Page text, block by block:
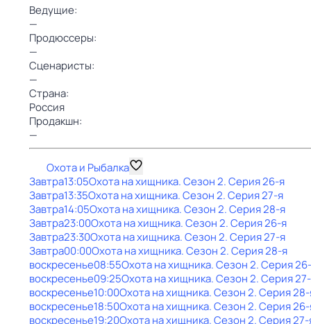
Ведущие:
—
Продюссеры:
—
Сценаристы:
—
Страна:
Россия
Продакшн:
—
Охота и Рыбалка
Завтра13:05Охота на хищника. Сезон 2. Серия 26-я
Завтра13:35Охота на хищника. Сезон 2. Серия 27-я
Завтра14:05Охота на хищника. Сезон 2. Серия 28-я
Завтра23:00Охота на хищника. Сезон 2. Серия 26-я
Завтра23:30Охота на хищника. Сезон 2. Серия 27-я
Завтра00:00Охота на хищника. Сезон 2. Серия 28-я
воскресенье08:55Охота на хищника. Сезон 2. Серия
воскресенье09:25Охота на хищника. Сезон 2. Серия
воскресенье10:00Охота на хищника. Сезон 2. Серия
воскресенье18:50Охота на хищника. Сезон 2. Серия
воскресенье19:20Охота на хищника. Сезон 2. Серия 27-